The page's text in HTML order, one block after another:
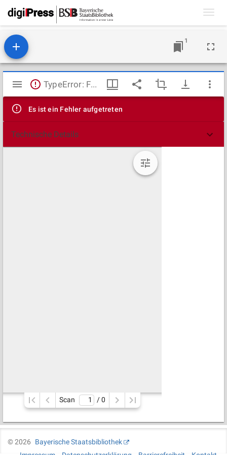
1
Mirador
Viewer
TypeError: Failed to fetch
Es ist ein Fehler aufgetreten
Technische Details
Scan / 0
©2026
Bayerische Staatsbibliothek